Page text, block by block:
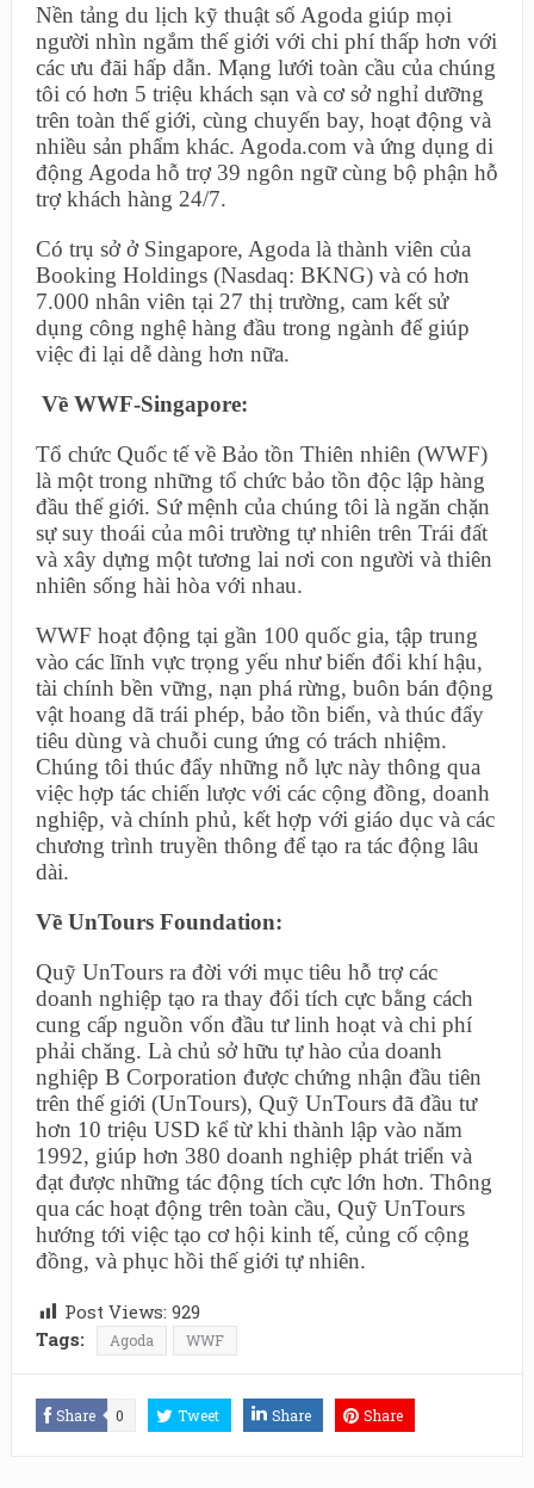
Nền tảng du lịch kỹ thuật số Agoda giúp mọi
người nhìn ngắm thế giới với chi phí thấp hơn với
các ưu đãi hấp dẫn. Mạng lưới toàn cầu của chúng
tôi có hơn 5 triệu khách sạn và cơ sở nghỉ dưỡng
trên toàn thế giới, cùng chuyến bay, hoạt động và
nhiều sản phẩm khác. Agoda.com và ứng dụng di
động Agoda hỗ trợ 39 ngôn ngữ cùng bộ phận hỗ
trợ khách hàng 24/7.
Có trụ sở ở Singapore, Agoda là thành viên của
Booking Holdings (Nasdaq: BKNG) và có hơn
7.000 nhân viên tại 27 thị trường, cam kết sử
dụng công nghệ hàng đầu trong ngành để giúp
việc đi lại dễ dàng hơn nữa.
Về WWF-Singapore:
Tổ chức Quốc tế về Bảo tồn Thiên nhiên (WWF)
là một trong những tổ chức bảo tồn độc lập hàng
đầu thế giới. Sứ mệnh của chúng tôi là ngăn chặn
sự suy thoái của môi trường tự nhiên trên Trái đất
và xây dựng một tương lai nơi con người và thiên
nhiên sống hài hòa với nhau.
WWF hoạt động tại gần 100 quốc gia, tập trung
vào các lĩnh vực trọng yếu như biến đổi khí hậu,
tài chính bền vững, nạn phá rừng, buôn bán động
vật hoang dã trái phép, bảo tồn biển, và thúc đẩy
tiêu dùng và chuỗi cung ứng có trách nhiệm.
Chúng tôi thúc đẩy những nỗ lực này thông qua
việc hợp tác chiến lược với các cộng đồng, doanh
nghiệp, và chính phủ, kết hợp với giáo dục và các
chương trình truyền thông để tạo ra tác động lâu
dài.
Về UnTours Foundation:
Quỹ UnTours ra đời với mục tiêu hỗ trợ các
doanh nghiệp tạo ra thay đổi tích cực bằng cách
cung cấp nguồn vốn đầu tư linh hoạt và chi phí
phải chăng. Là chủ sở hữu tự hào của doanh
nghiệp B Corporation được chứng nhận đầu tiên
trên thế giới (UnTours), Quỹ UnTours đã đầu tư
hơn 10 triệu USD kể từ khi thành lập vào năm
1992, giúp hơn 380 doanh nghiệp phát triển và
đạt được những tác động tích cực lớn hơn. Thông
qua các hoạt động trên toàn cầu, Quỹ UnTours
hướng tới việc tạo cơ hội kinh tế, củng cố cộng
đồng, và phục hồi thế giới tự nhiên.
Post Views: 929
Tags:
Agoda WWF
Share 0 Tweet Share Share